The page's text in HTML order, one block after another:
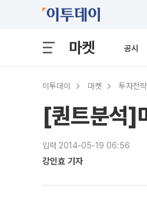
마켓 공시
이투데이 마켓 투자전략
[퀀트분석]
입력 2014-05-19 06:56
강인효 기자